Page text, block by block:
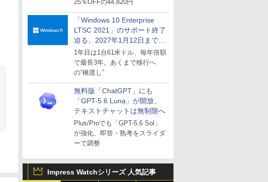
25％OFFの44,820円
「Windows 10 Enterprise
LTSC 2021」のサポート終了
迫る、2027年1月12日まで
～ESUは9月1日から販売
1年目は1台61米ドル、毎年倍額
で最長3年。あくまで移行へ
の“橋渡し”
無料版「ChatGPT」にも
「GPT-5.6 Luna」が開放、
テキストチャットは無制限へ
Plus/Proでも「GPT-5.6 Sol」
が強化、即答・熟考をスライダ
ーで調整
Impress Watchシリーズ 人気記事